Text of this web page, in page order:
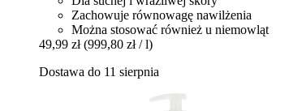
Zachowuje równowagę nawilżenia
Można stosować również u niemowląt
49,99 zł (999,80 zł / l)
Dostawa do 11 sierpnia